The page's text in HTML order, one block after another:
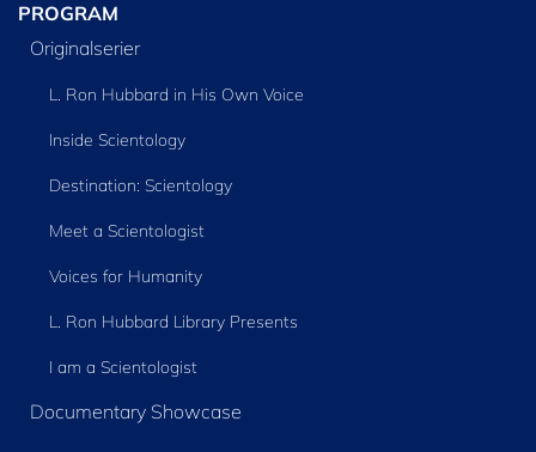
PROGRAM
Originalserier
L. Ron Hubbard in His Own Voice
Inside Scientology
Destination: Scientology
Meet a Scientologist
Voices for Humanity
L. Ron Hubbard Library Presents
I am a Scientologist
Documentary Showcase